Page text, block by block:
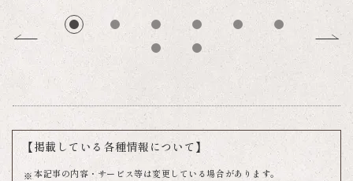
【掲載している各種情報について】
本記事の内容・サービス等は変更している場合があります。